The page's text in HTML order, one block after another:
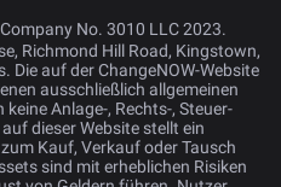
No. 3010 LLC 2023.
Richmond Hill Road, Kingstown,
Die auf der ChangeNOW-Website
ausschließlich allgemeinen
Anlage-, Rechts-, Steuer-
dieser Website stellt ein
Kauf, Verkauf oder Tausch
sind mit erheblichen Risiken